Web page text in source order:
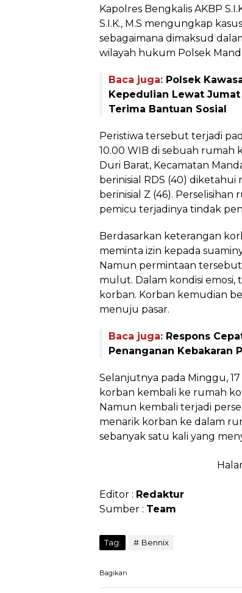
Kapolres Bengkalis AKBP
S.I.K., M.S mengungkap
sebagaimana dimaksud
wilayah hukum Polsek
Baca juga: Polsek
Kepedulian Lewat
Terima Bantuan Sosial
Peristiwa tersebut terjadi
10.00 WIB di sebuah rumah
Duri Barat, Kecamatan
berinisial RDS (40)
berinisial Z (46).
pemicu terjadinya tindak
Berdasarkan keterangan
meminta izin kepada
Namun permintaan
mulut. Dalam kondisi
korban. Korban kemudian
menuju pasar.
Baca juga: Respons
Penanganan Kebakaran
Selanjutnya pada Minggu,
korban kembali ke rumah
Namun kembali terjadi
menarik korban ke dalam
sebanyak satu kali yang
Editor : Redaktur
Sumber : Team
Tag: Bennix
Bagikan